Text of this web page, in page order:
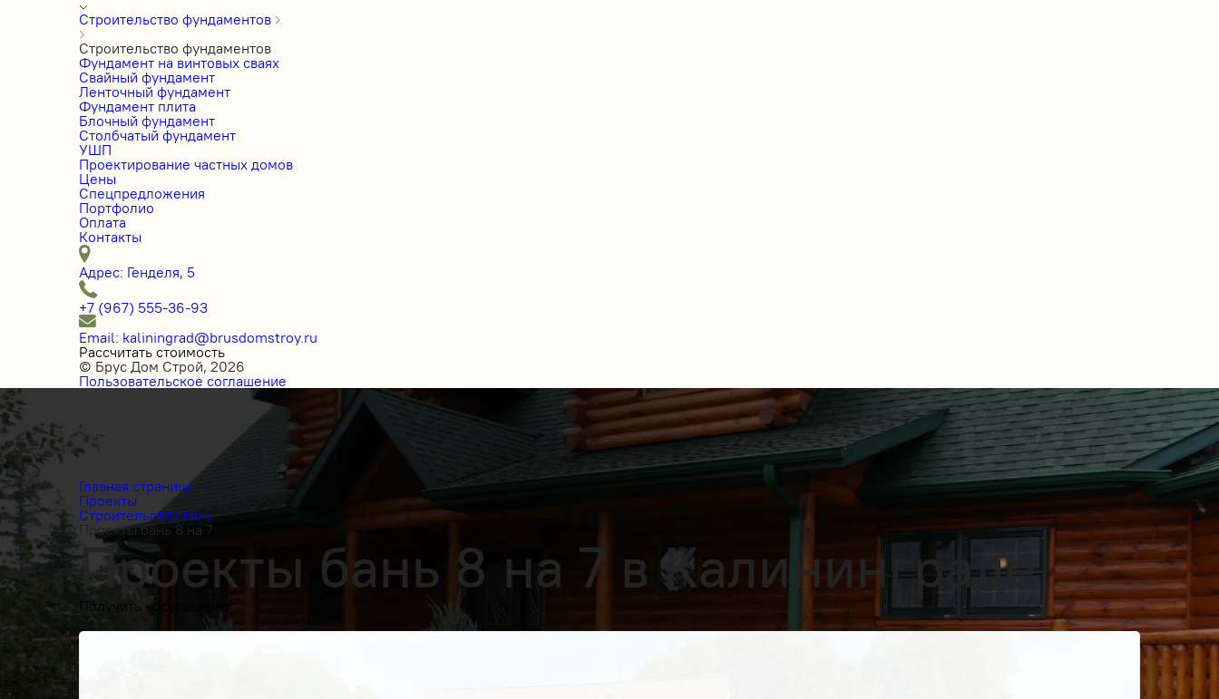
Строительство фундаментов
Строительство фундаментов
Фундамент на винтовых сваях
Свайный фундамент
Ленточный фундамент
Фундамент плита
Блочный фундамент
Столбчатый фундамент
УШП
Проектирование частных домов
Цены
Спецпредложения
Портфолио
Оплата
Контакты
Адрес: Генделя, 5
+7 (967) 555-36-93
Email: kaliningrad@brusdomstroy.ru
Рассчитать стоимость
© Брус Дом Строй, 2026
Пользовательское соглашение
Главная страница
Проекты
Строительство бань
Проекты бань 8 на 7
Проекты бань 8 на 7 в Калининграде
Получить косультацию